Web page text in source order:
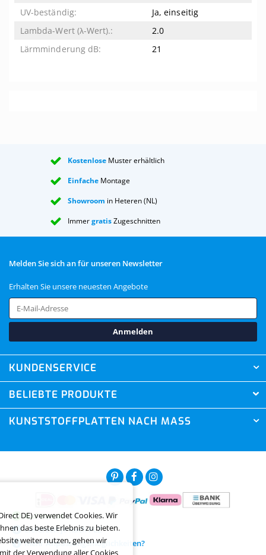
Auf Vorrat
Lieferzeit je nach PLZ
mehr Anpassungsmöglichkeiten?
Ja, einseitig
2.0
21
Kostenlose Muster erhältlich
Einfache Montage
Showroom in Heteren (NL)
ImmergratisZugeschnitten
Melden Sie sich an für unseren Newsletter
Erhalten Sie unsere neuesten Angebote
Anmelden
KUNDENSERVICE
BELIEBTE PRODUKTE
KUNSTSTOFFPLATTEN NACH MASS
© Copyright 2026. XXL Direct BV. All rights reserved.
DE) verwendet Cookies. Wir
das beste Erlebnis zu bieten.
weiter nutzen, gehen wir
der Verwendung aller Cookies